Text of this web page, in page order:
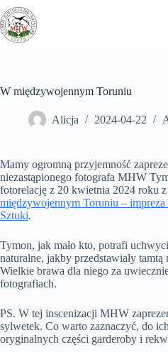
Przejdź
do
treści
W międzywojennym Toruniu
Alicja 2024-04-22
Mamy ogromną przyjemność
niezastąpionego fotografa MHW
fotorelację z 20 kwietnia 2024 roku
międzywojennym Toruniu –
Sztuki.
Tymon, jak mało kto, potrafi
naturalne, jakby przedstawiały
Wielkie brawa dla niego za
fotografiach.
PS. W tej inscenizacji MHW
sylwetek. Co warto zaznaczyć, do
oryginalnych części garderoby i